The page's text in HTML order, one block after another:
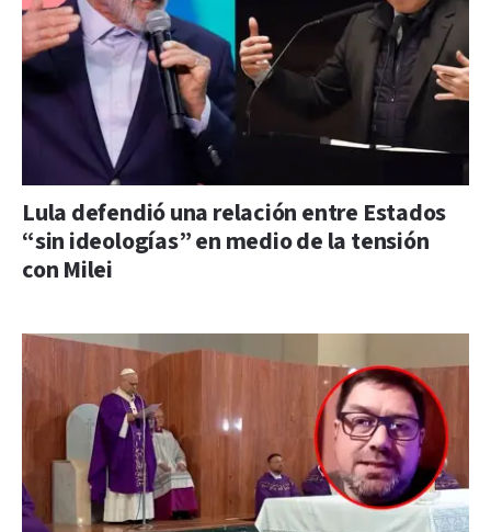
Lula defendió una relación entre Estados
“sin ideologías” en medio de la tensión
con Milei